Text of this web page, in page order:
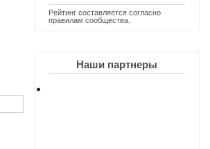
Рейтинг составляется согласно
правилам сообщества.
Наши партнеры